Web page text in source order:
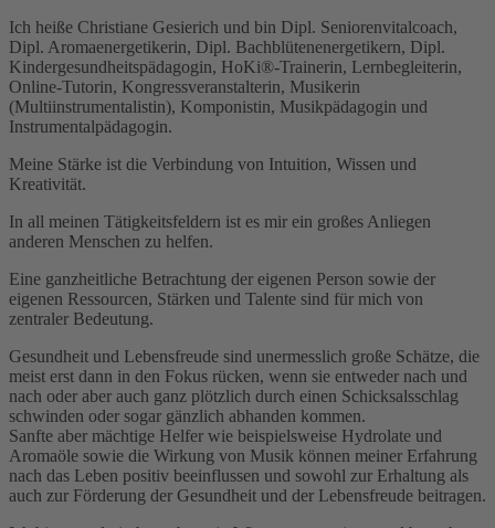
Ich heiße Christiane Gesierich und bin Dipl. Seniorenvitalcoach,
Dipl. Aromaenergetikerin, Dipl. Bachblütenenergetikern, Dipl.
Kindergesundheitspädagogin, HoKi®-Trainerin, Lernbegleiterin,
Online-Tutorin, Kongressveranstalterin, Musikerin
(Multiinstrumentalistin), Komponistin, Musikpädagogin und
Instrumentalpädagogin.
Meine Stärke ist die Verbindung von Intuition, Wissen und
Kreativität.
In all meinen Tätigkeitsfeldern ist es mir ein großes Anliegen
anderen Menschen zu helfen.
Eine ganzheitliche Betrachtung der eigenen Person sowie der
eigenen Ressourcen, Stärken und Talente sind für mich von
zentraler Bedeutung.
Gesundheit und Lebensfreude sind unermesslich große Schätze, die
meist erst dann in den Fokus rücken, wenn sie entweder nach und
nach oder aber auch ganz plötzlich durch einen Schicksalsschlag
schwinden oder sogar gänzlich abhanden kommen.
Sanfte aber mächtige Helfer wie beispielsweise Hydrolate und
Aromaöle sowie die Wirkung von Musik können meiner Erfahrung
nach das Leben positiv beeinflussen und sowohl zur Erhaltung als
auch zur Förderung der Gesundheit und der Lebensfreude beitragen.